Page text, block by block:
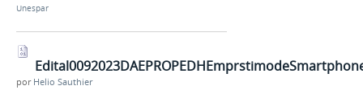
Unespar
por Helio Sauthier